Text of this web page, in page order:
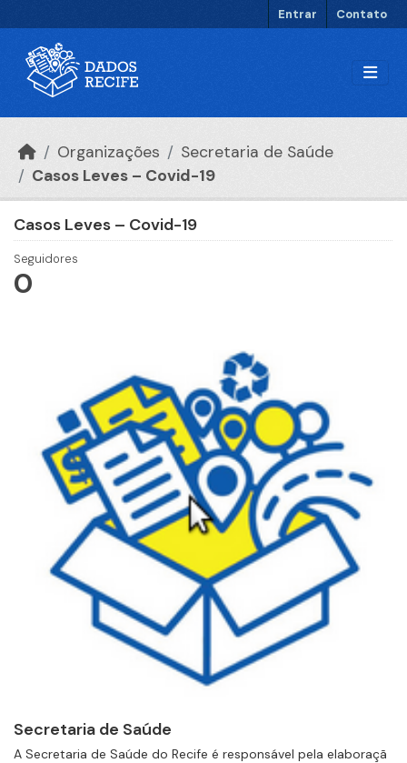
Entrar Contato
Organizações
Secretaria de Saúde
Casos Leves – Covid-19
Casos Leves – Covid-19
Seguidores
0
Secretaria de Saúde
A Secretaria de Saúde do Recife é responsável pela elaboraçã